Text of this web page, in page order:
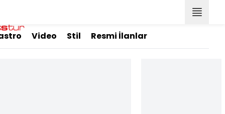
Video Stil Resmi İlanlar